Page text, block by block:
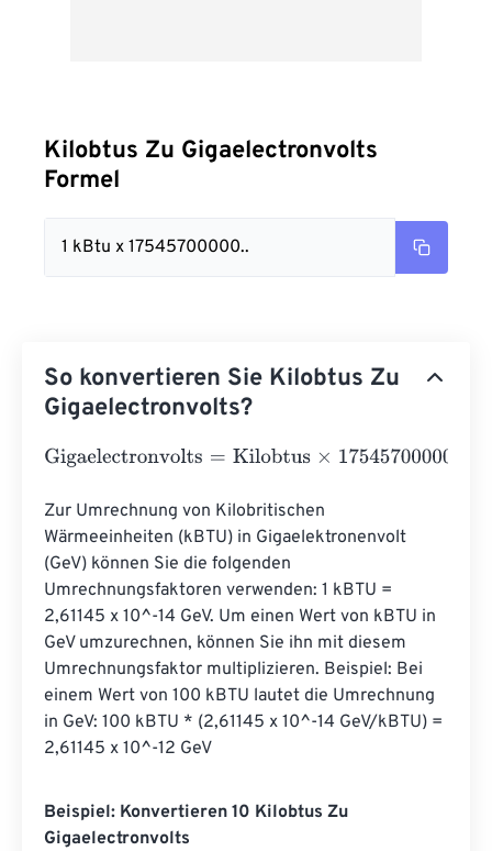
Kilobtus Zu Gigaelectronvolts
Formel
1 kBtu x 17545700000..
So konvertieren Sie Kilobtus Zu
Gigaelectronvolts?
Gigaelectronvolts=Kilobtus×
Zur Umrechnung von Kilobritischen
Wärmeeinheiten (kBTU) in Gigaelektronenvolt
(GeV) können Sie die folgenden
Umrechnungsfaktoren verwenden: 1 kBTU =
2,61145 x 10^-14 GeV. Um einen Wert von kBTU in
GeV umzurechnen, können Sie ihn mit diesem
Umrechnungsfaktor multiplizieren. Beispiel: Bei
einem Wert von 100 kBTU lautet die Umrechnung
in GeV: 100 kBTU * (2,61145 x 10^-14 GeV/kBTU) =
2,61145 x 10^-12 GeV
Beispiel: Konvertieren 10 Kilobtus Zu
Gigaelectronvolts